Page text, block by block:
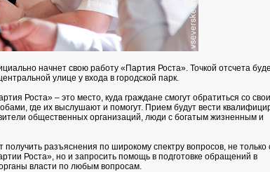
начнет свою работу «Партия Роста». Точкой отсчета
улице у входа в городской парк.
Роста» – это место, куда граждане смогут обратиться со
где их выслушают и помогут. Прием будут вести
общественных организаций, люди с богатым жизненным и
получить разъяснения по широкому спектру вопросов, не только
Роста», но и запросить помощь в подготовке обращений в
власти по любым вопросам.